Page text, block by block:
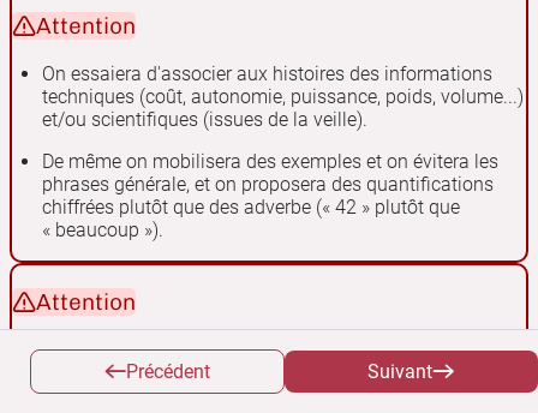
Attention
On essaiera d'associer aux histoires des informations
techniques (coût, autonomie, puissance, poids, volume...)
et/ou scientifiques (issues de la veille).
De même on mobilisera des exemples et on évitera les
phrases générale, et on proposera des quantifications
chiffrées plutôt que des adverbe (« 42 » plutôt que
« beaucoup »).
Attention
Rédigez au présent ce qu'une personne est en train de
faire (pas ce qu'elle voudrait faire par exemple).
Précédent Suivant